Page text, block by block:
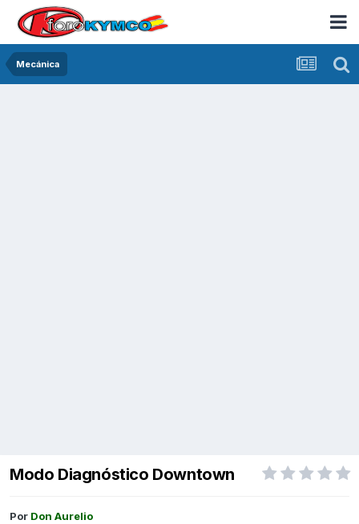
Mecánica
Modo Diagnóstico Downtown
Por Don Aurelio